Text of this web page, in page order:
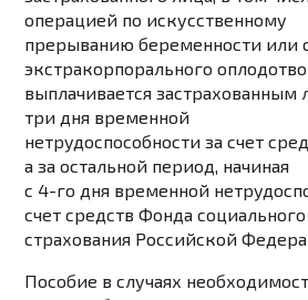
операцией по искусственному
прерыванию беременности или
экстракорпорального
выплачивается застрахованным
три дня временной
нетрудоспособности за счет
а за остальной период, начиная
с 4-го дня временной
счет средств Фонда социального
страхования Российской
Пособие в случаях